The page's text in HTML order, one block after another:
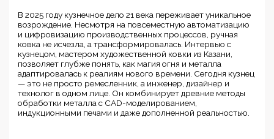
В 2025 году кузнечное дело 21 века переживает уникальное
возрождение. Несмотря на повсеместную автоматизацию
и цифровизацию производственных процессов, ручная
ковка не исчезла, а трансформировалась. Интервью с
кузнецом, мастером художественной ковки из Казани,
позволяет глубже понять, как магия огня и металла
адаптировалась к реалиям нового времени. Сегодня кузнец
— это не просто ремесленник, а инженер, дизайнер и
технолог в одном лице. Он комбинирует древние методы
обработки металла с CAD-моделированием,
индукционными печами и даже дополненной реальностью.